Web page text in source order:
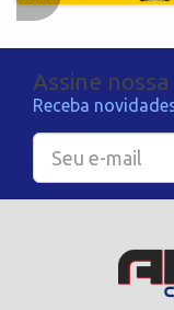
Assine
Receba